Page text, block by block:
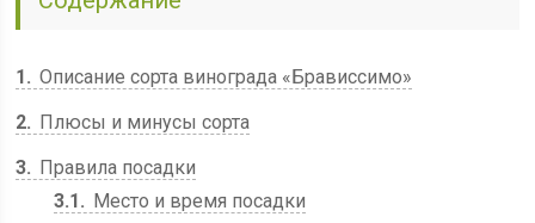
1
Описание сорта винограда «Брависсимо»
2
Плюсы и минусы сорта
3
Правила посадки
3.1
Место и время посадки